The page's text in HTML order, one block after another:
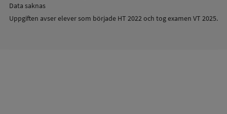
Data saknas
Uppgiften avser elever som började HT 2022 och tog examen VT 2025.